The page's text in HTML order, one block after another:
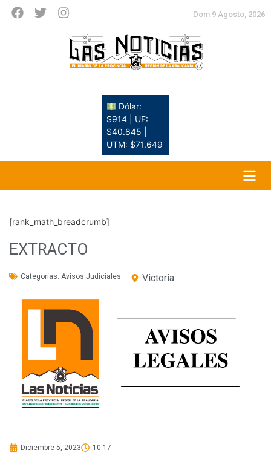
Dom 9 Agosto, 2026
Dólar:
$914 | UF:
$40.845 |
UTM: $71.649
[rank_math_breadcrumb]
EXTRACTO
Categorías: Avisos Judiciales Victoria
Diciembre 5, 2023 10:17